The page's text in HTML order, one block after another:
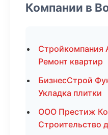
Компании в
Ремонт квартир
БизнесСтрой
Укладка плитки
ООО Престиж
Строительство